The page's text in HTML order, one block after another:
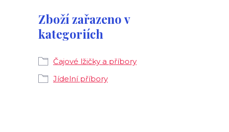
Zboží zařazeno v
kategoriích
Čajové lžičky a příbory
Jídelní příbory